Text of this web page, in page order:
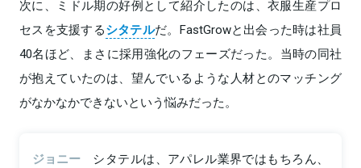
次に、ミドル期の好例として紹介したのは、衣服生産プロ
セスを支援するシタテルだ。FastGrowと出会った時は社員
40名ほど、まさに採用強化のフェーズだった。当時の同社
が抱えていたのは、望んでいるような人材とのマッチング
がなかなかできないという悩みだった。
ジョニー
シタテルは、アパレル業界ではもちろん、